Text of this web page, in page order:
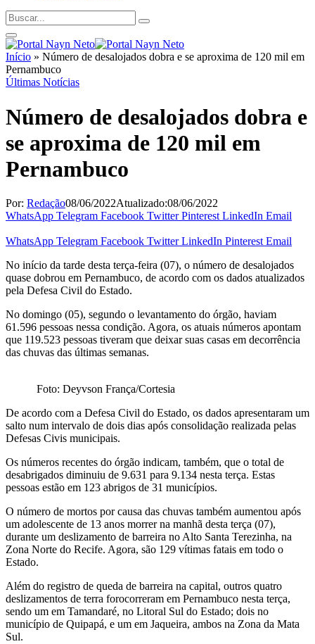
Início » Número de desalojados dobra e se aproxima de 120 mil em
Pernambuco
Últimas Notícias
Número de desalojados dobra e
se aproxima de 120 mil em
Pernambuco
Por: Redação08/06/2022Atualizado:08/06/2022
WhatsApp Telegram Facebook Twitter Pinterest LinkedIn Email
WhatsApp Telegram Facebook Twitter LinkedIn Pinterest Email
No início da tarde desta terça-feira (07), o número de desalojados
quase dobrou em Pernambuco, de acordo com os dados atualizados
pela Defesa Civil do Estado.
No domingo (05), segundo o levantamento do órgão, haviam
61.596 pessoas nessa condição. Agora, os atuais números apontam
que 119.523 pessoas tiveram que deixar suas casas em decorrência
das chuvas das últimas semanas.
Foto: Deyvson França/Cortesia
De acordo com a Defesa Civil do Estado, os dados apresentaram um
salto num intervalo de dois dias após consolidação realizada pelas
Defesas Civis municipais.
Os números recentes do órgão indicam, também, que o total de
desabrigados diminuiu de 9.631 para 9.134 nesta terça. Estas
pessoas estão em 123 abrigos de 31 municípios.
O número de mortos por causa das chuvas também aumentou após
um adolescente de 13 anos morrer na manhã desta terça (07),
durante um deslizamento de barreira no Alto Santa Terezinha, na
Zona Norte do Recife. Agora, são 129 vítimas fatais em todo o
Estado.
Além do registro de queda de barreira na capital, outros quatro
deslizamentos de terra forocorreram em Pernambuco nesta terça,
sendo um em Tamandaré, no Litoral Sul do Estado; dois no
município de Quipapá, e um em Jaqueira, ambos na Zona da Mata
Sul.